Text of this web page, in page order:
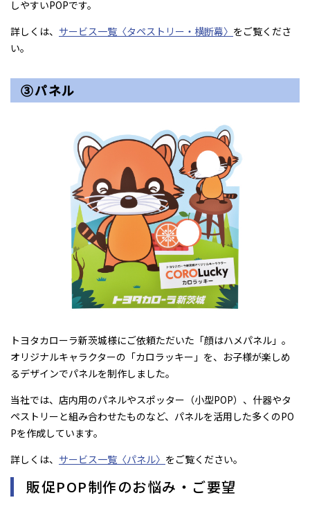
しやすいPOPです。
詳しくは、 サービス一覧〈タペストリー・横断幕〉 をご覧くださ
い。
③パネル
トヨタカローラ新茨城様にご依頼ただいた「顔はハメパネル」。
オリジナルキャラクターの「カロラッキー」を、お子様が楽しめ
るデザインでパネルを制作しました。
当社では、店内用のパネルやスポッター（小型POP）、什器やタ
ペストリーと組み合わせたものなど、パネルを活用した多くのPO
Pを作成しています。
詳しくは、 サービス一覧〈パネル〉 をご覧ください。
販促POP制作のお悩み・ご要望